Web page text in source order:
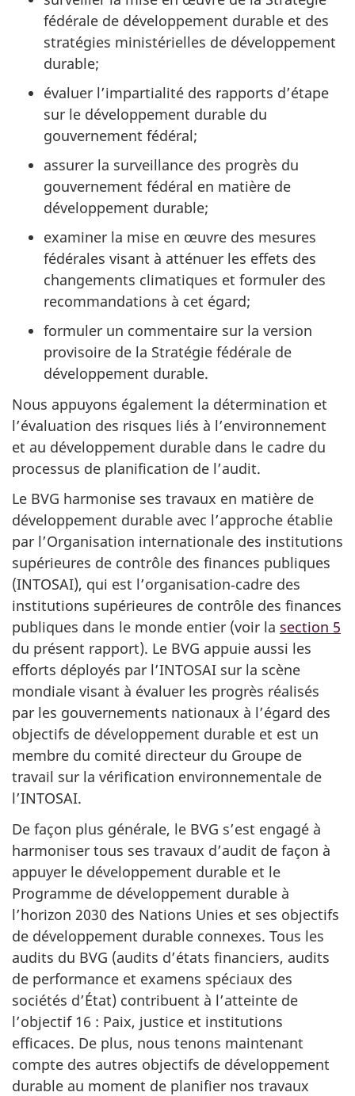
fédérale de développement durable et des
stratégies ministérielles de développement
durable;
évaluer l’impartialité des rapports d’étape
sur le développement durable du
gouvernement fédéral;
assurer la surveillance des progrès du
gouvernement fédéral en matière de
développement durable;
examiner la mise en œuvre des mesures
fédérales visant à atténuer les effets des
changements climatiques et formuler des
recommandations à cet égard;
formuler un commentaire sur la version
provisoire de la Stratégie fédérale de
développement durable.
Nous appuyons également la détermination et
l’évaluation des risques liés à l’environnement
et au développement durable dans le cadre du
processus de planification de l’audit.
Le BVG harmonise ses travaux en matière de
développement durable avec l’approche établie
par l’Organisation internationale des institutions
supérieures de contrôle des finances publiques
(INTOSAI), qui est l’organisation‑cadre des
institutions supérieures de contrôle des finances
publiques dans le monde entier (voir la section 5
du présent rapport). Le BVG appuie aussi les
efforts déployés par l’INTOSAI sur la scène
mondiale visant à évaluer les progrès réalisés
par les gouvernements nationaux à l’égard des
objectifs de développement durable et est un
membre du comité directeur du Groupe de
travail sur la vérification environnementale de
l’INTOSAI.
De façon plus générale, le BVG s’est engagé à
harmoniser tous ses travaux d’audit de façon à
appuyer le développement durable et le
Programme de développement durable à
l’horizon 2030 des Nations Unies et ses objectifs
de développement durable connexes. Tous les
audits du BVG (audits d’états financiers, audits
de performance et examens spéciaux des
sociétés d’État) contribuent à l’atteinte de
l’objectif 16 : Paix, justice et institutions
efficaces. De plus, nous tenons maintenant
compte des autres objectifs de développement
durable au moment de planifier nos travaux